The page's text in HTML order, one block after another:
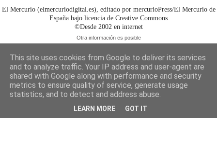
El Mercurio (elmercuriodigital.es), editado por mercurioPress/El Mercurio de
España bajo licencia de Creative Commons
©Desde 2002 en internet
Otra información es posible
This site uses cookies from Google to deliver its services
and to analyze traffic. Your IP address and user-agent are
shared with Google along with performance and security
metrics to ensure quality of service, generate usage
statistics, and to detect and address abuse.
LEARN MORE GOT IT